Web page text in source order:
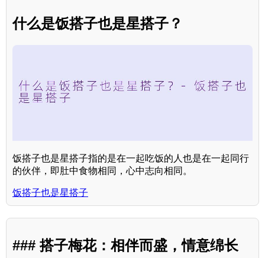
什么是饭搭子也是星搭子？
饭搭子也是星搭子指的是在一起吃饭的人也是在一起同行
的伙伴，即肚中食物相同，心中志向相同。
饭搭子也是星搭子
### 搭子梅花：相伴而盛，情意绵长